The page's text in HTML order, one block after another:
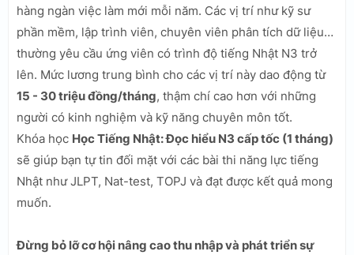
hàng ngàn việc làm mới mỗi năm. Các vị trí như kỹ sư
phần mềm, lập trình viên, chuyên viên phân tích dữ liệu…
thường yêu cầu ứng viên có trình độ tiếng Nhật N3 trở
lên. Mức lương trung bình cho các vị trí này dao động từ
15 - 30 triệu đồng/tháng, thậm chí cao hơn với những
người có kinh nghiệm và kỹ năng chuyên môn tốt.
Khóa học Học Tiếng Nhật: Đọc hiểu N3 cấp tốc (1 tháng)
sẽ giúp bạn tự tin đối mặt với các bài thi năng lực tiếng
Nhật như JLPT, Nat-test, TOPJ và đạt được kết quả mong
muốn.
Đừng bỏ lỡ cơ hội nâng cao thu nhập và phát triển sự